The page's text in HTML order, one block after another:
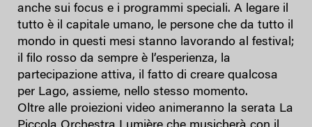
anche sui focus e i programmi speciali. A legare il
tutto è il capitale umano, le persone che da tutto il
mondo in questi mesi stanno lavorando al festival;
il filo rosso da sempre è l’esperienza, la
partecipazione attiva, il fatto di creare qualcosa
per Lago, assieme, nello stesso momento.
Oltre alle proiezioni video animeranno la serata La